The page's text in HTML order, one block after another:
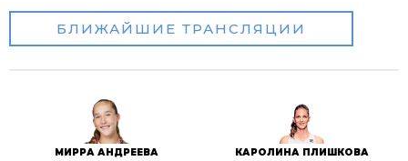
БЛИЖАЙШИЕ ТРАНСЛЯЦИИ
МИРРА АНДРЕЕВА КАРОЛИНА ПЛИШКОВА